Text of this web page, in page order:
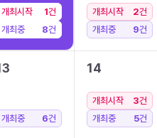
개최시작 1건
개최중
8건
개최시작 2건
개최중
9건
개최중 6건
14
개최시작 3건
개최중
5건